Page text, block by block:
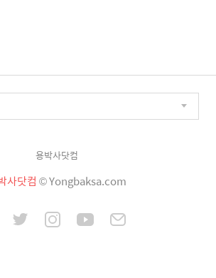
용박사닷컴
사닷컴 © Yongbaksa.com